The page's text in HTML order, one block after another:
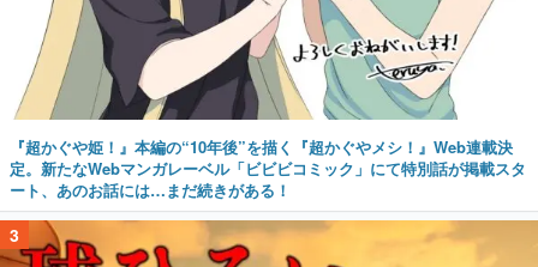
『超かぐや姫！』本編の“10年後”を描く『超かぐやメシ！』Web連載決
定。新たなWebマンガレーベル「ビビビコミック」にて特別話が掲載スタ
ート、あのお話には…まだ続きがある！
3